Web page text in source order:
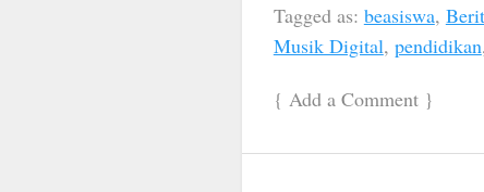
Tagged as: beasiswa,
Musik Digital, pendidikan
{ Add a Comment}